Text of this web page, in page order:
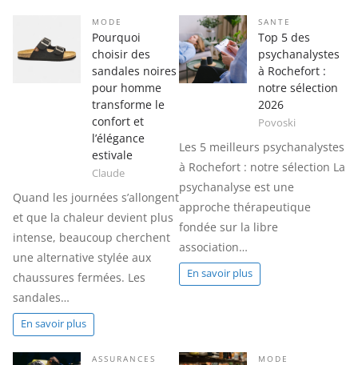
MODE
Pourquoi
choisir des
sandales noires
pour homme
transforme le
confort et
l’élégance
estivale
Claude
Quand les journées s’allongent
et que la chaleur devient plus
intense, beaucoup cherchent
une alternative stylée aux
chaussures fermées. Les
sandales…
En savoir plus
SANTE
Top 5 des
psychanalystes
à Rochefort :
notre sélection
2026
Povoski
Les 5 meilleurs psychanalystes
à Rochefort : notre sélection La
psychanalyse est une
approche thérapeutique
fondée sur la libre
association…
En savoir plus
ASSURANCES MODE